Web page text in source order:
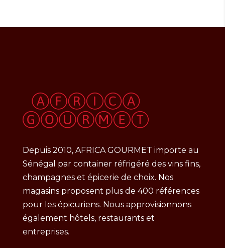
Depuis 2010, AFRICA GOURMET importe au
Sénégal par container réfrigéré des vins fins,
champagnes et épicerie de choix. Nos
magasins proposent plus de 400 références
pour les épicuriens. Nous approvisionnons
également hôtels, restaurants et
entreprises.